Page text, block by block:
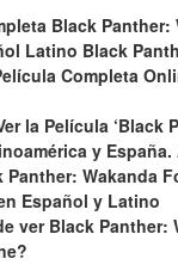
Black Panther:
Latino Black
Completa
la Película ‘Black
y
Wakanda
Español y Latino
ver Black Panther: